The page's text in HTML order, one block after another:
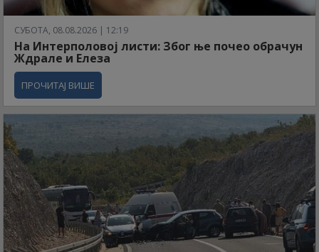
СУБОТА, 08.08.2026 | 12:19
На Интерполовој листи: Због ње почео обрачун
Ждрале и Елеза
ПРОЧИТАЈ ВИШЕ